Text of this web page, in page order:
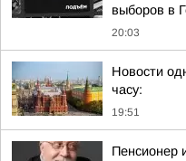
выборов в
20:03
Новости
часу:
19:51
Пенсионер